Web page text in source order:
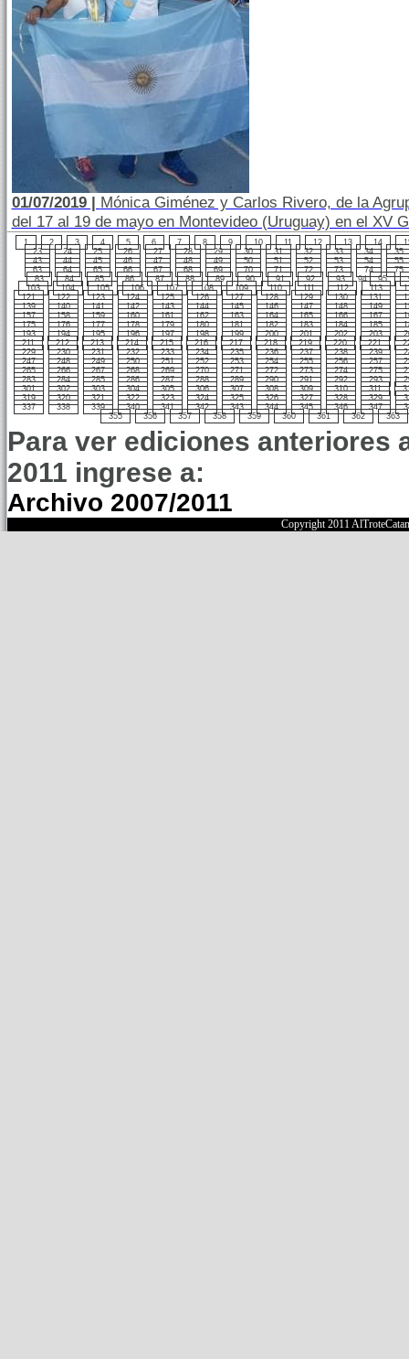
01/07/2019 | Mónica Giménez y Carlos Rivero, de la
del 17 al 19 de mayo en Montevideo (Uruguay) en el XV
1 2 3 4 5 6 7 8 9 10 11 12 13 14
23
24 25 26 27 28 29 30 31 32 33 34
35
43
44 45 46 47 48 49 50 51 52 53 54
55
63
64 65 66 67 68 69 70 71 72 73 74
75
83
84 85 86 87 88 89 90 91 92 93 94 95
103
104 105 106 107 108 109 110 111 112 113
121
122 123 124 125 126 127 128 129 130 131
139
140 141 142 143 144 145 146 147 148 149
157
158 159 160 161 162 163 164 165 166 167
175
176 177 178 179 180 181 182 183 184 185
193
194 195 196 197 198 199 200 201 202 203
211
212 213 214 215 216 217 218 219 220 221
229
230 231 232 233 234 235 236 237 238 239
247
248 249 250 251 252 253 254 255 256 257
265
266 267 268 269 270 271 272 273 274 275
283
284 285 286 287 288 289 290 291 292 293
301
302 303 304 305 306 307 308 309 310 311
319
320 321 322 323 324 325 326 327 328 329
337
338 339 340 341 342 343 344 345 346 347
355
356 357 358 359 360 361 362 363
Para ver ediciones anteriores
2011 ingrese a:
Archivo 2007/2011
Copyright 2011